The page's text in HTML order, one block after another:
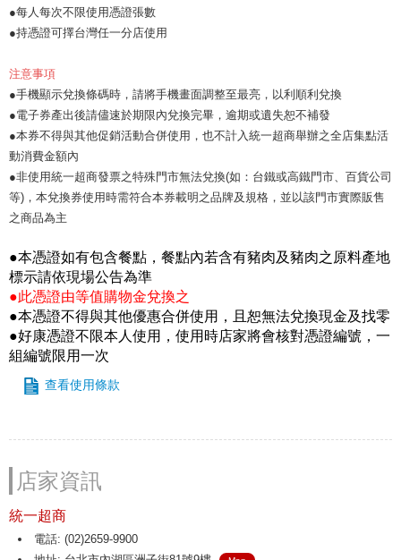
●每人每次不限使用憑證張數
●持憑證可擇台灣任一分店使用
注意事項
●手機顯示兌換條碼時，請將手機畫面調整至最亮，以利順利兌換
●電子券產出後請儘速於期限內兌換完畢，逾期或遺失恕不補發
●本券不得與其他促銷活動合併使用，也不計入統一超商舉辦之全店集點活
動消費金額內
●非使用統一超商發票之特殊門市無法兌換(如：台鐵或高鐵門市、百貨公司
等)，本兌換券使用時需符合本券載明之品牌及規格，並以該門市實際販售
之商品為主
●本憑證如有包含餐點，餐點內若含有豬肉及豬肉之原料產地
標示請依現場公告為準
●此憑證由等值購物金兌換之
●本憑證不得與其他優惠合併使用，且恕無法兌換現金及找零
●好康憑證不限本人使用，使用時店家將會核對憑證編號，一
組編號限用一次
查看使用條款
店家資訊
統一超商
電話: (02)2659-9900